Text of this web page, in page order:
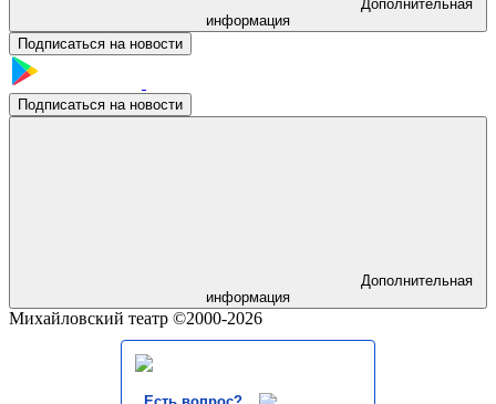
Дополнительная
информация
Подписаться на новости
Подписаться на новости
Дополнительная
информация
Михайловский театр ©2000-2026